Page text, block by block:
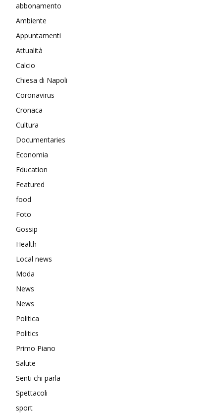
abbonamento
Ambiente
Appuntamenti
Attualità
Calcio
Chiesa di Napoli
Coronavirus
Cronaca
Cultura
Documentaries
Economia
Education
Featured
food
Foto
Gossip
Health
Local news
Moda
News
News
Politica
Politics
Primo Piano
Salute
Senti chi parla
Spettacoli
sport